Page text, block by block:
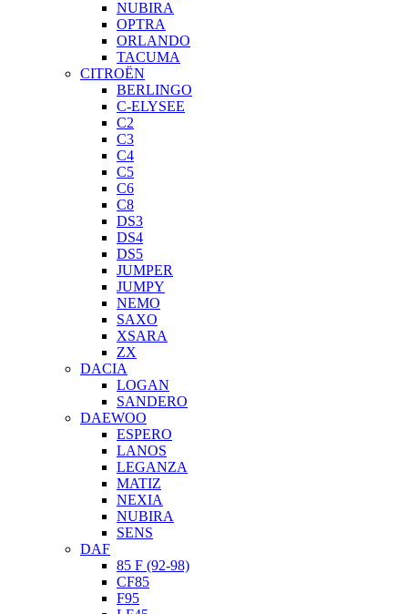
NUBIRA
OPTRA
ORLANDO
TACUMA
CITROËN
BERLINGO
C-ELYSEE
C2
C3
C4
C5
C6
C8
DS3
DS4
DS5
JUMPER
JUMPY
NEMO
SAXO
XSARA
ZX
DACIA
LOGAN
SANDERO
DAEWOO
ESPERO
LANOS
LEGANZA
MATIZ
NEXIA
NUBIRA
SENS
DAF
85 F (92-98)
CF85
F95